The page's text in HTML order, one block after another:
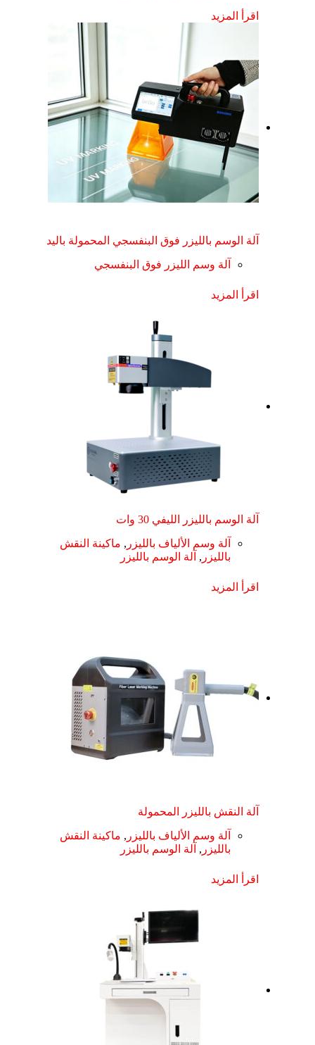
اقرأ المزيد
آلة الوسم بالليزر فوق البنفسجي المحمولة باليد
آلة وسم الليزر فوق البنفسجي
اقرأ المزيد
آلة الوسم بالليزر الليفي 30 وات
آلة وسم الألياف بالليزر , ماكينة النقش
بالليزر , آلة الوسم بالليزر
اقرأ المزيد
آلة النقش بالليزر المحمولة
آلة وسم الألياف بالليزر , ماكينة النقش
بالليزر , آلة الوسم بالليزر
اقرأ المزيد